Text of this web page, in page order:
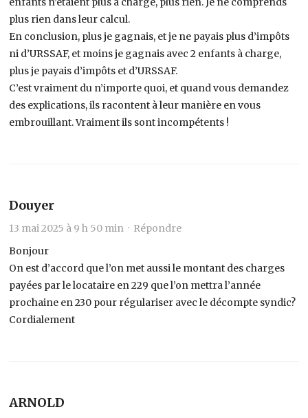
plus rien dans leur calcul.
En conclusion, plus je gagnais, et je ne payais plus d’impôts
ni d’URSSAF, et moins je gagnais avec 2 enfants à charge,
plus je payais d’impôts et d’URSSAF.
C’est vraiment du n’importe quoi, et quand vous demandez
des explications, ils racontent à leur manière en vous
embrouillant. Vraiment ils sont incompétents !
Douyer
13 mai 2025 à 9 h 50 min · Répondre
Bonjour
On est d’accord que l’on met aussi le montant des charges
payées par le locataire en 229 que l’on mettra l’année
prochaine en 230 pour régulariser avec le décompte syndic?
Cordialement
ARNOLD